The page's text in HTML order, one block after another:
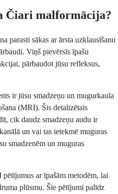
Čiari malformācija?
parasti sākas ar ārsta uzklausīšanu
Viņš pievērsīs īpašu
pārbaudot jūsu refleksus,
ir jūsu smadzeņu un mugurkaula
(MRI). Šis detalizētais
cik daudz smadzeņu audu ir
un vai tas ietekmē muguras
smadzenēm un muguras
ar īpašām metodēm, lai
plūsmu. Šie pētījumi palīdz